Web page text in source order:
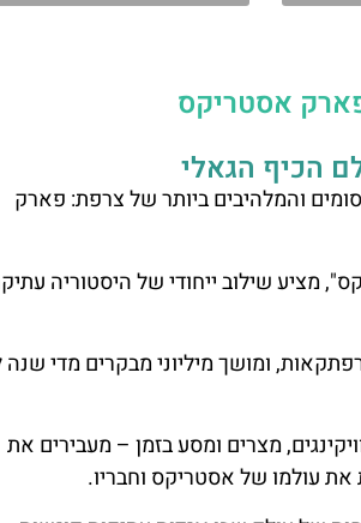
הכיף הגאלי
הקסומים והמלהיבים ביותר של צרפת: פארק
מציע שילוב ייחודי של היסטוריה
של כיף והרפתקאות, ומושך מיליוני מבקרים מדי
מצרים ומסע בזמן – מעבירים את
עולמו של אסטריקס וחבריו.